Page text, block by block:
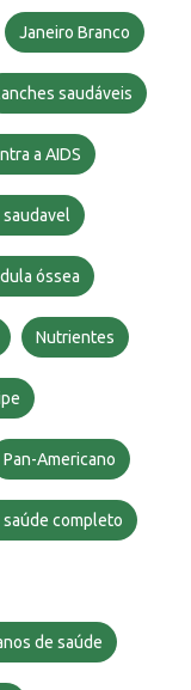
Janeiro Branco
lanches saudáveis
a AIDS
saudavel
óssea
Nutrientes
Pan-Americano
completo
de saúde